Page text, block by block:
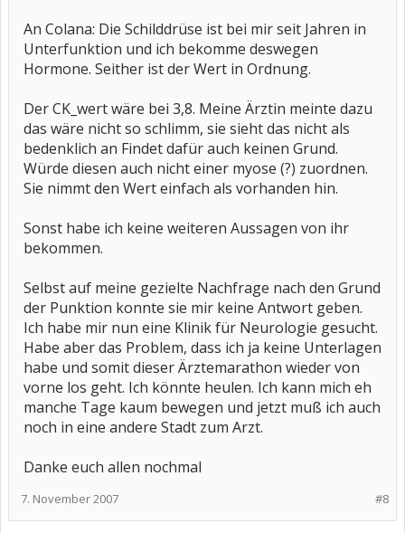
An Colana: Die Schilddrüse ist bei mir seit Jahren in
Unterfunktion und ich bekomme deswegen
Hormone. Seither ist der Wert in Ordnung.
Der CK_wert wäre bei 3,8. Meine Ärztin meinte dazu
das wäre nicht so schlimm, sie sieht das nicht als
bedenklich an Findet dafür auch keinen Grund.
Würde diesen auch nicht einer myose (?) zuordnen.
Sie nimmt den Wert einfach als vorhanden hin.
Sonst habe ich keine weiteren Aussagen von ihr
bekommen.
Selbst auf meine gezielte Nachfrage nach den Grund
der Punktion konnte sie mir keine Antwort geben.
Ich habe mir nun eine Klinik für Neurologie gesucht.
Habe aber das Problem, dass ich ja keine Unterlagen
habe und somit dieser Ärztemarathon wieder von
vorne los geht. Ich könnte heulen. Ich kann mich eh
manche Tage kaum bewegen und jetzt muß ich auch
noch in eine andere Stadt zum Arzt.
Danke euch allen nochmal
#8
7. November 2007